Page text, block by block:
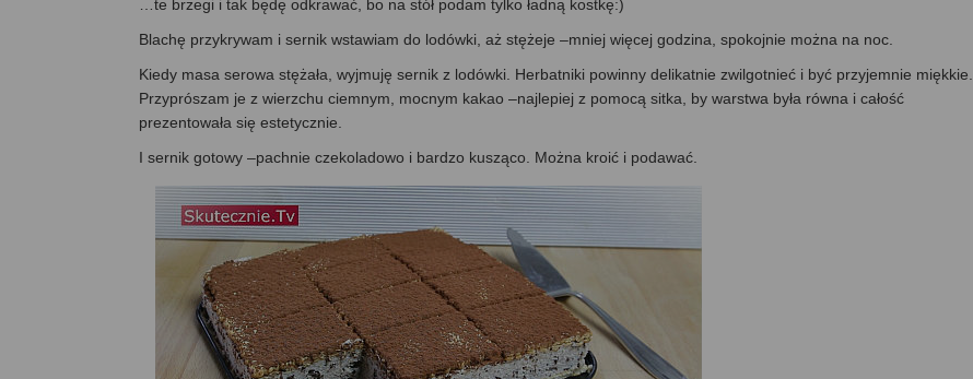
…te brzegi i tak będę odkrawać, bo na stół podam tylko ładną kostkę:)
Blachę przykrywam i sernik wstawiam do lodówki, aż stężeje –mniej więcej godzina, spokojnie można na noc.
Kiedy masa serowa stężała, wyjmuję sernik z lodówki. Herbatniki powinny delikatnie zwilgotnieć i być przyjemnie miękkie.
Przyprószam je z wierzchu ciemnym, mocnym kakao –najlepiej z pomocą sitka, by warstwa była równa i całość
prezentowała się estetycznie.
I sernik gotowy –pachnie czekoladowo i bardzo kusząco. Można kroić i podawać.